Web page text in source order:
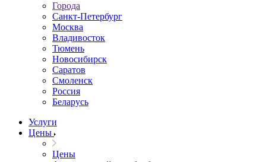
Города
Санкт-Петербург
Москва
Владивосток
Тюмень
Новосибирск
Саратов
Смоленск
Россия
Беларусь
Услуги
Цены
Цены